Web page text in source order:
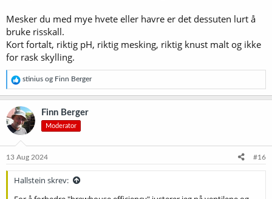
Mesker du med mye hvete eller havre er det dessuten lurt å
bruke risskall.
Kort fortalt, riktig pH, riktig mesking, riktig knust malt og ikke
for rask skylling.
R
e
a
k
s
j
o
e
stinius og Finn Berger
Finn Berger
Moderator
13 Aug 2024 #16
Hallstein skrev: